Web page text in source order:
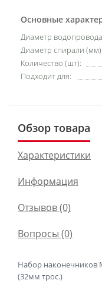
Основные
Диаметр
Диаметр спирали (мм):
Количество (шт):
Подходит для:
Обзор товара
Характеристики
Информация
Отзывов (0)
Вопросы (0)
Набор наконечников
(32мм трос.)